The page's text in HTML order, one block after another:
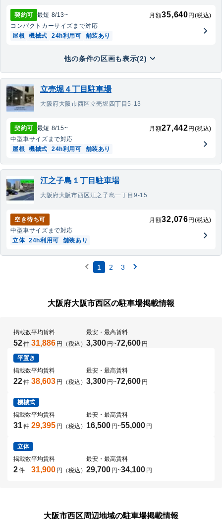
契約可 最短 8/13~ 月額35,640 円(税込)
コンパクトカーサイズまで対応
屋根 機械式 24h利用可 舗装あり
他の条件の区画も表示(2)
立売堀４丁目駐車場
大阪府大阪市西区立売堀四丁目5-13
契約可 最短 8/15~ 月額27,442 円(税込)
中型車サイズまで対応
屋根 機械式 24h利用可 舗装あり
江之子島１丁目駐車場
大阪府大阪市西区江之子島一丁目9-15
空き待ち可 月額32,076 円(税込)
中型車サイズまで対応
立体 24h利用可 舗装あり
1 2 3
大阪府大阪市西区の駐車場掲載情報
掲載数
52件
平均賃料
31,886 円（税込）
最安・最高賃料
3,300 円~72,600 円
平置き
掲載数
22件
平均賃料
38,603 円（税込）
最安・最高賃料
3,300 円~72,600 円
機械式
掲載数
31件
平均賃料
29,395 円（税込）
最安・最高賃料
16,500 円~55,000 円
立体
掲載数
2件
平均賃料
31,900 円（税込）
最安・最高賃料
29,700 円~34,100 円
大阪市西区周辺地域の駐車場掲載情報